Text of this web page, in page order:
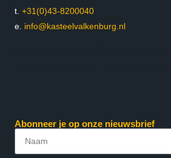
t. +31(0)43-8200040
e. info@kasteelvalkenburg.nl
Abonneer je op onze nieuwsbrief